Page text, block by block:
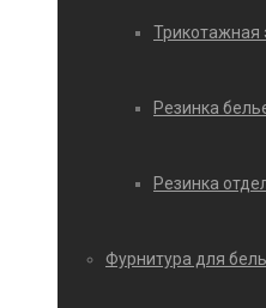
Трикотажная
Резинка
Резинка
Фурнитура для